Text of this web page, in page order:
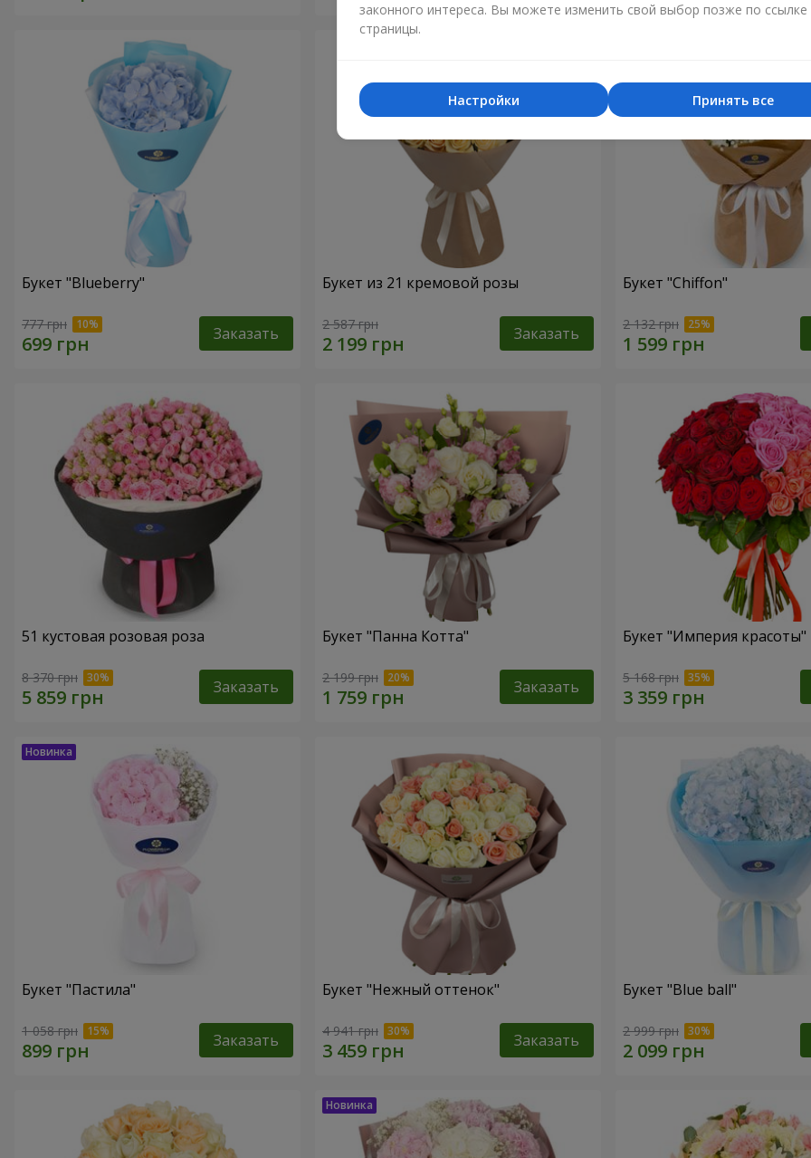
Букет "Blueberry"
777 грн Заказать
Букет из 21 кремовой розы
2 587 грн Заказать
Букет "Chiffon"
2 132 грн
51 кустовая розовая роза
8 370 грн Заказать
Букет "Панна Котта"
2 199 грн Заказать
Букет "Империя красоты"
5 168 грн
Букет "Пастила"
1 058 грн Заказать
Букет "Нежный оттенок"
4 941 грн Заказать
Букет "Blue ball"
2 999 грн
законного интереса. Вы можете изменить свой выбор позже по ссылке
страницы.
Принять все
Настройки